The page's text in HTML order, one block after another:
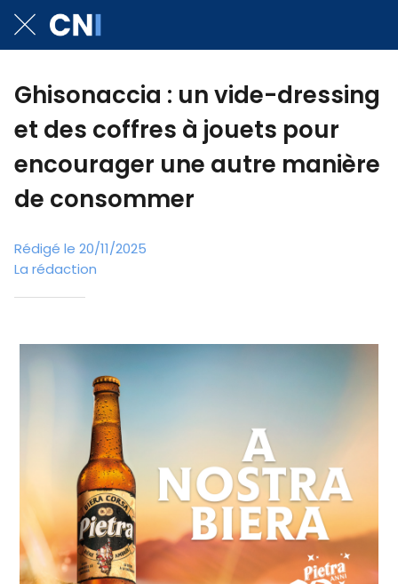
Ghisonaccia : un vide-dressing
et des coffres à jouets pour
encourager une autre manière
de consommer
Rédigé le 20/11/2025
La rédaction